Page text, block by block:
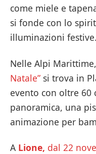
come miele e
si fonde con lo
illuminazioni festive.
Nelle Alpi
Natale” si trova in
evento con oltre 60
panoramica, una
animazione per
A Lione, dal 22